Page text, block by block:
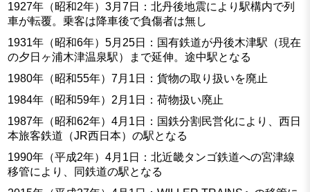
1927年（昭和2年）3月7日：北丹後地震により駅構内で列
車が転覆。乗客は降車後で負傷者は無し
1931年（昭和6年）5月25日：国有鉄道が丹後木津駅（現在
の夕日ヶ浦木津温泉駅）まで延伸。途中駅となる
1980年（昭和55年）7月1日：貨物の取り扱いを廃止
1984年（昭和59年）2月1日：荷物扱い廃止
1987年（昭和62年）4月1日：国鉄分割民営化により、西日
本旅客鉄道（JR西日本）の駅となる
1990年（平成2年）4月1日：北近畿タンゴ鉄道への宮津線
移管により、同鉄道の駅となる